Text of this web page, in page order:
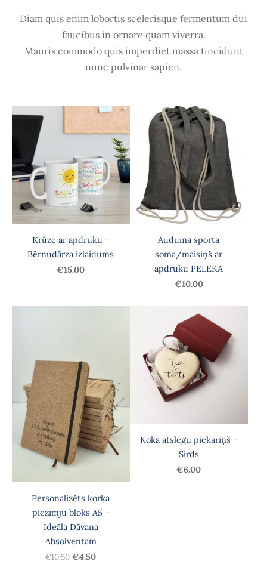
Diam quis enim lobortis scelerisque fermentum dui
faucibus in ornare quam viverra.
Mauris commodo quis imperdiet massa tincidunt
nunc pulvinar sapien.
Krūze ar apdruku -
Bērnudārza izlaidums
€15.00
Auduma sporta
soma/maisiņš ar
apdruku PELĒKA
€10.00
Personalizēts korķa
piezīmju bloks A5 –
Ideāla Dāvana
Absolventam
€10.50 €4.50
Koka atslēgu piekariņš -
Sirds
€6.00